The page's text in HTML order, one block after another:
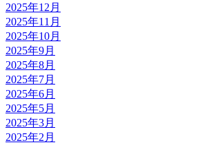
2025年12月
2025年11月
2025年10月
2025年9月
2025年8月
2025年7月
2025年6月
2025年5月
2025年3月
2025年2月